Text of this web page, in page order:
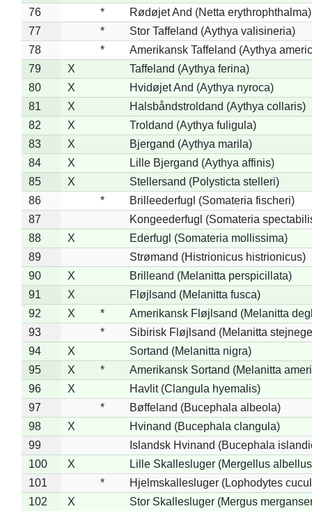
76
*
Rødøjet And (Netta erythrophthalma)
77
*
Stor Taffeland (Aythya valisineria)
78
*
Amerikansk Taffeland (Aythya
79
X
Taffeland (Aythya ferina)
80
X
Hvidøjet And (Aythya nyroca)
81
X
Halsbåndstroldand (Aythya collaris)
82
X
Troldand (Aythya fuligula)
83
X
Bjergand (Aythya marila)
84
X
Lille Bjergand (Aythya affinis)
85
X
Stellersand (Polysticta stelleri)
86
*
Brilleederfugl (Somateria fischeri)
87
Kongeederfugl (Somateria
88
X
Ederfugl (Somateria mollissima)
89
Strømand (Histrionicus histrionicus)
90
X
Brilleand (Melanitta perspicillata)
91
X
Fløjlsand (Melanitta fusca)
92
X *
Amerikansk Fløjlsand (Melanitta
93
*
Sibirisk Fløjlsand (Melanitta
94
X
Sortand (Melanitta nigra)
95
X *
Amerikansk Sortand (Melanitta
96
X
Havlit (Clangula hyemalis)
97
*
Bøffeland (Bucephala albeola)
98
X
Hvinand (Bucephala clangula)
99
Islandsk Hvinand (Bucephala
100
X
Lille Skallesluger (Mergellus
101
*
Hjelmskallesluger (Lophodytes
102
X Stor Skallesluger (Mergus